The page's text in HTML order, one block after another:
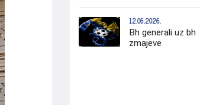
12.06.2026.
Bh generali uz bh
zmajeve